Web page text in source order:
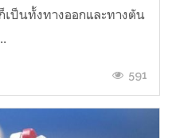
เป็นทั้งทางออกและทางตัน
591